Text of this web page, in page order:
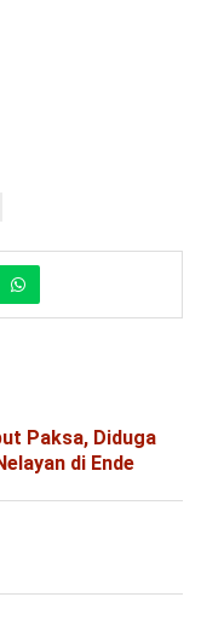
Paksa, Diduga
di Ende